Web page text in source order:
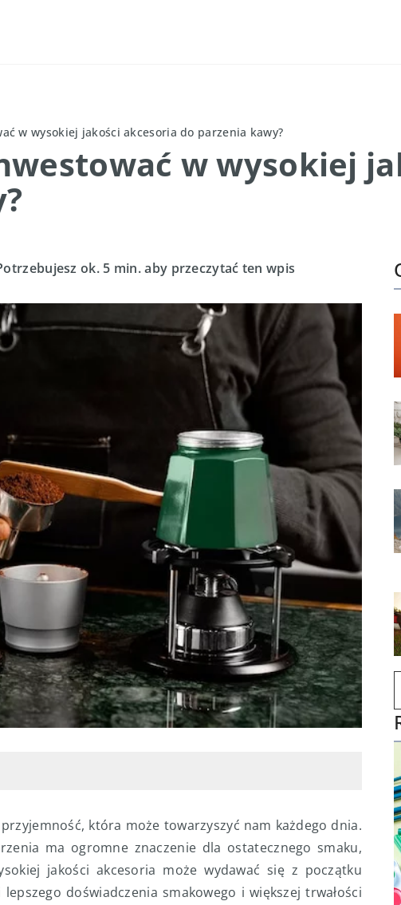
w wysokiej jakości akcesoria do parzenia kawy?
w wysokiej
ok. 5 min. aby przeczytać ten wpis
która może towarzyszyć nam każdego dnia.
ma ogromne znaczenie dla ostatecznego smaku,
jakości akcesoria może wydawać się z początku
doświadczenia smakowego i większej trwałości